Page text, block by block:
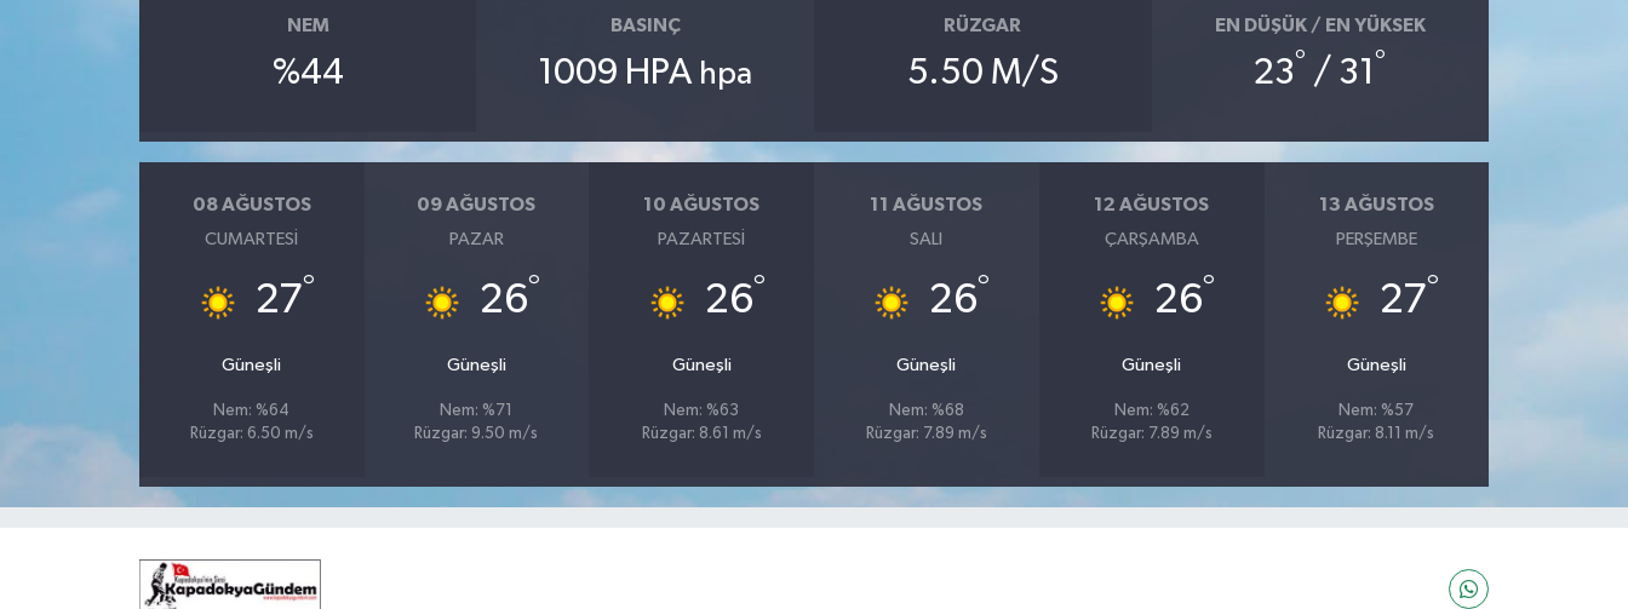
NEM
%44
BASINÇ
1009 HPA hpa
RÜZGAR
5.50 M/S
EN DÜŞÜK / EN YÜKSEK
23° / 31 °
08 AĞUSTOS
CUMARTESI
27°
Güneşli
Nem: %64
Rüzgar: 6.50 m/s
09 AĞUSTOS
PAZAR
26°
Güneşli
Nem: %71
Rüzgar: 9.50 m/s
10 AĞUSTOS
PAZARTESI
26°
Güneşli
Nem: %63
Rüzgar: 8.61 m/s
11 AĞUSTOS
SALI
26°
Güneşli
Nem: %68
Rüzgar: 7.89 m/s
12 AĞUSTOS
ÇARŞAMBA
26°
Güneşli
Nem: %62
Rüzgar: 7.89 m/s
13 AĞUSTOS
PERŞEMBE
27°
Güneşli
Nem: %57
Rüzgar: 8.11 m/s